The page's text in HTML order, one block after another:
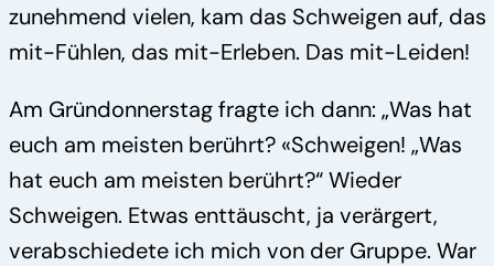
zunehmend vielen, kam das Schweigen auf, das
mit-Fühlen, das mit-Erleben. Das mit-Leiden!
Am Gründonnerstag fragte ich dann: „Was hat
euch am meisten berührt? «Schweigen! „Was
hat euch am meisten berührt?“ Wieder
Schweigen. Etwas enttäuscht, ja verärgert,
verabschiedete ich mich von der Gruppe. War